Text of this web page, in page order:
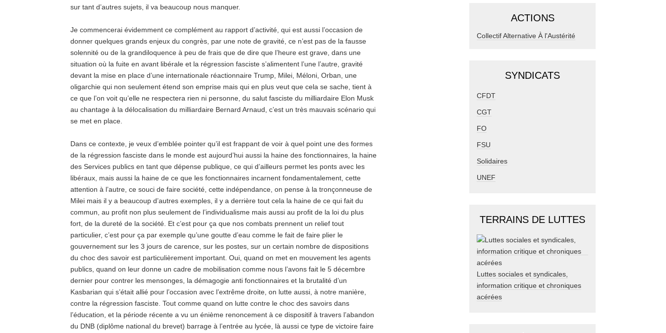
sur tant d’autres sujets, il va beaucoup nous manquer.
Je commencerai évidemment ce complément au rapport d’activité, qui est aussi l’occasion de
donner quelques grands enjeux du congrès, par une note de gravité, ce n’est pas de la fausse
solennité ou de la grandiloquence à peu de frais que de dire que l’heure est grave, dans une
situation où la fuite en avant libérale et la régression fasciste s’alimentent l’une l’autre, gravité
devant la mise en place d’une internationale réactionnaire Trump, Milei, Méloni, Orban, une
oligarchie qui non seulement étend son emprise mais qui en plus veut que cela se sache, tient à
ce que l’on voit qu’elle ne respectera rien ni personne, du salut fasciste du milliardaire Elon Musk
au chantage à la délocalisation du milliardaire Bernard Arnaud, c’est un très mauvais scénario qui
se met en place.
Dans ce contexte, je veux d’emblée pointer qu’il est frappant de voir à quel point une des formes
de la régression fasciste dans le monde est aujourd’hui aussi la haine des fonctionnaires, la haine
des Services publics en tant que dépense publique, ce qui d’ailleurs permet les ponts avec les
libéraux, mais aussi la haine de ce que les fonctionnaires incarnent fondamentalement, cette
attention à l’autre, ce souci de faire société, cette indépendance, on pense à la tronçonneuse de
Milei mais il y a beaucoup d’autres exemples, il y a derrière tout cela la haine de ce qui fait du
commun, au profit non plus seulement de l’individualisme mais aussi au profit de la loi du plus
fort, de la dureté de la société. Et c’est pour ça que nos combats prennent un relief tout
particulier, c’est pour ça par exemple qu’une goutte d’eau comme le fait de faire plier le
gouvernement sur les 3 jours de carence, sur les postes, sur un certain nombre de dispositions
du choc des savoir est particulièrement important. Oui, quand on met en mouvement les agents
publics, quand on leur donne un cadre de mobilisation comme nous l’avons fait le 5 décembre
dernier pour contrer les mensonges, la démagogie anti fonctionnaires et la brutalité d’un
Kasbarian qui s’était allié pour l’occasion avec l’extrême droite, on lutte aussi, à notre manière,
contre la régression fasciste. Tout comme quand on lutte contre le choc des savoirs dans
l’éducation, et la période récente a vu un énième renoncement à ce dispositif à travers l’abandon
du DNB (diplôme national du brevet) barrage à l’entrée au lycée, là aussi ce type de victoire faire
ACTIONS
Collectif Alternative À l'Austérité
SYNDICATS
CFDT
CGT
FO
FSU
Solidaires
UNEF
TERRAINS DE LUTTES
Luttes sociales et syndicales,
information critique et chroniques
acérées